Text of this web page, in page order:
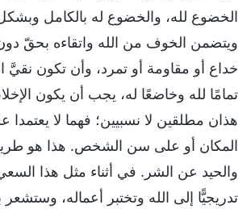
الخضوع لله، والخضوع له بالكامل
ويتضمن الخوف من الله واتقاءه بحقّ
خداع أو مقاومة أو تمرد، وأن تكون نقيَّ
تمامًا لله وخاضعًا له، يجب أن يكون
هذان مطلقين لا نسبيين؛ فهما لا يعتمدا
المكان أو على سن الشخص. هذا هو طريق
والحيد عن الشر. في أثناء مثل هذا
تدريجيًّا إلى الله وتختبر أعماله، وستشعر